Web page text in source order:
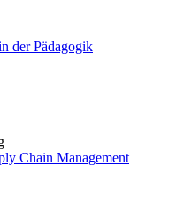
der Pädagogik
Chain Management